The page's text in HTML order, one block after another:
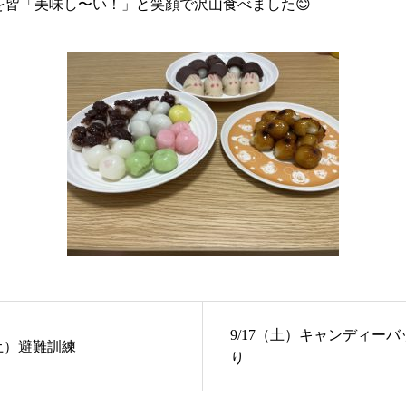
皆「美味し〜い！」と笑顔で沢山食べました😊
）避難訓練
9/17（土）キャンディーバ
り